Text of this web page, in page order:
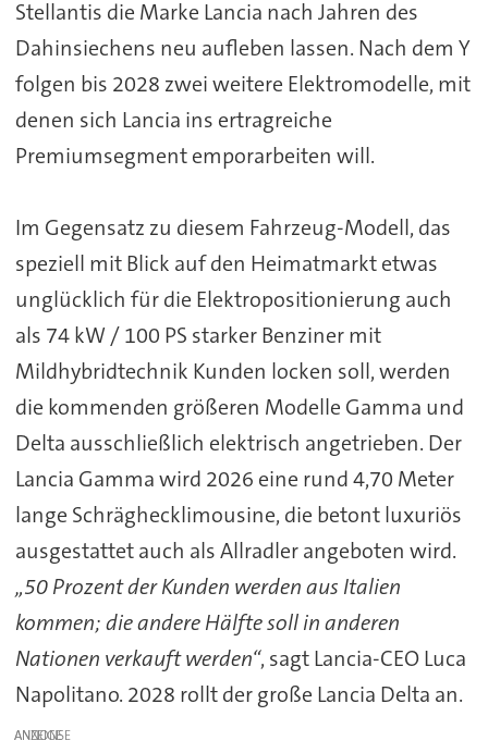
Stellantis die Marke Lancia nach Jahren des
Dahinsiechens neu aufleben lassen. Nach dem Y
folgen bis 2028 zwei weitere Elektromodelle, mit
denen sich Lancia ins ertragreiche
Premiumsegment emporarbeiten will.
Im Gegensatz zu diesem Fahrzeug-Modell, das
speziell mit Blick auf den Heimatmarkt etwas
unglücklich für die Elektropositionierung auch
als 74 kW / 100 PS starker Benziner mit
Mildhybridtechnik Kunden locken soll, werden
die kommenden größeren Modelle Gamma und
Delta ausschließlich elektrisch angetrieben. Der
Lancia Gamma wird 2026 eine rund 4,70 Meter
lange Schräghecklimousine, die betont luxuriös
ausgestattet auch als Allradler angeboten wird.
„50 Prozent der Kunden werden aus Italien
kommen; die andere Hälfte soll in anderen
Nationen verkauft werden“, sagt Lancia-CEO Luca
Napolitano. 2028 rollt der große Lancia Delta an.
ANZEIGE